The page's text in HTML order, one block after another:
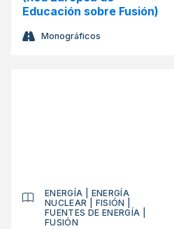
Educación sobre Fusión)
Monográficos
ENERGÍA
ENERGÍA
NUCLEAR
FISIÓN
FUENTES DE ENERGÍA
FUSIÓN